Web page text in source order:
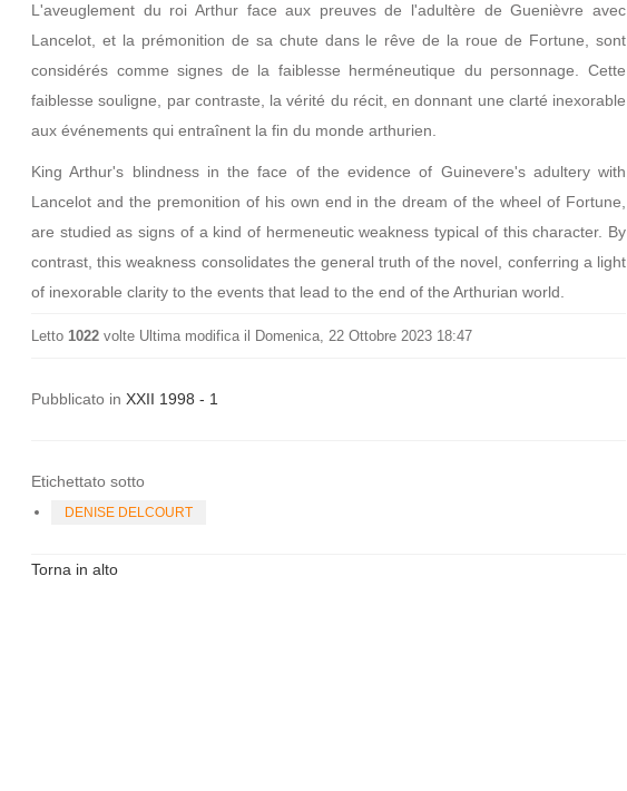
L'aveuglement du roi Arthur face aux preuves de l'adultère de Guenièvre avec
Lancelot, et la prémonition de sa chute dans le rêve de la roue de Fortune, sont
considérés comme signes de la faiblesse herméneutique du personnage. Cette
faiblesse souligne, par contraste, la vérité du récit, en donnant une clarté inexorable
aux événements qui entraînent la fin du monde arthurien.
King Arthur's blindness in the face of the evidence of Guinevere's adultery with
Lancelot and the premonition of his own end in the dream of the wheel of Fortune,
are studied as signs of a kind of hermeneutic weakness typical of this character. By
contrast, this weakness consolidates the general truth of the novel, conferring a light
of inexorable clarity to the events that lead to the end of the Arthurian world.
Letto 1022 volte Ultima modifica il Domenica, 22 Ottobre 2023 18:47
Pubblicato in XXII 1998 - 1
Etichettato sotto
DENISE DELCOURT
Torna in alto